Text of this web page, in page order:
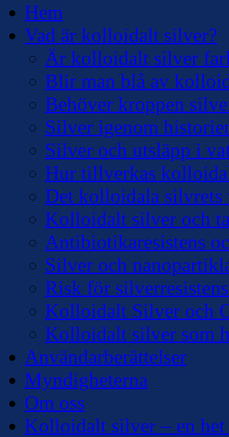
Hem
Vad är kolloidalt silver?
Är kolloidalt silver
Blir man blå av
Behöver kroppen
Silver igenom
Silver och utsläpp i
Hur tillverkas
Det kolloidala silvrets
Kolloidalt silver och
Antibiotikaresistens
Silver och
Risk för
Kolloidalt Silver och
Kolloidalt silver som
Användarberättelser
Myndigheterna
Om oss
Kolloidalt silver – en het